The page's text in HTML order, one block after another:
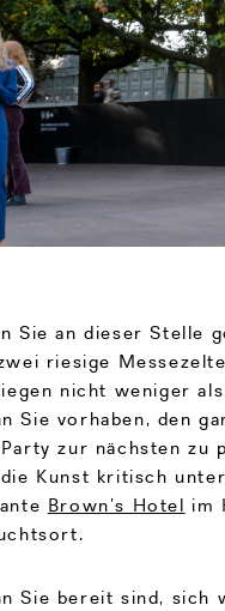
Sie an dieser Stelle
riesige
nicht weniger
Sie vorhaben, den
zur nächsten zu
Kunst kritisch
Brown’s Hotel im
Sie bereit sind, sich